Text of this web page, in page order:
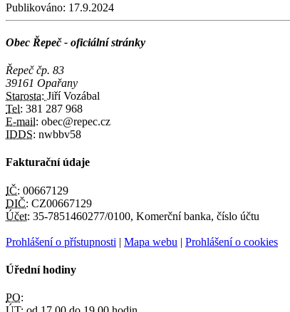
Publikováno: 17.9.2024
Obec Řepeč - oficiální stránky
Řepeč čp. 83
39161 Opařany
Starosta: Jiří Vozábal
Tel: 381 287 968
E-mail: obec@repec.cz
IDDS: nwbbv58
Fakturační údaje
IČ: 00667129
DIČ: CZ00667129
Účet: 35-7851460277/0100, Komerční banka, číslo účtu
Prohlášení o přístupnosti | Mapa webu | Prohlášení o cookies
Úřední hodiny
PO: